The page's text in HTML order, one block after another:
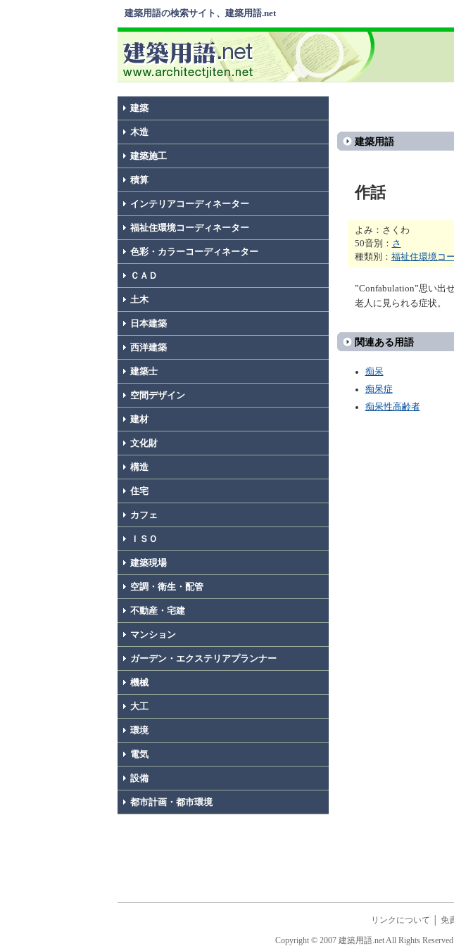
建築用語の検索サイト、建築用語.net
建築
木造
建築施工
積算
インテリアコーディネーター
福祉住環境コーディネーター
色彩・カラーコーディネーター
ＣＡＤ
土木
日本建築
西洋建築
建築士
空間デザイン
建材
文化財
構造
住宅
カフェ
ＩＳＯ
建築現場
空調・衛生・配管
不動産・宅建
マンション
ガーデン・エクステリアプランナー
機械
大工
環境
電気
設備
都市計画・都市環境
建築用語
作話
よみ：さくわ
50音別： さ
種類別： 福祉住環境コ
”Confabulation”思い出
老人に見られる症状。
関連ある用語
痴呆
痴呆症
痴呆性高齢者
リンクについて 免
Copyright © 2007 建築用語.net All Rights